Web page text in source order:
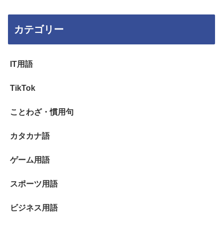
カテゴリー
IT用語
TikTok
ことわざ・慣用句
カタカナ語
ゲーム用語
スポーツ用語
ビジネス用語